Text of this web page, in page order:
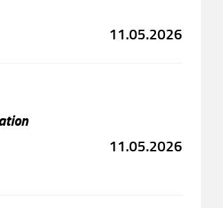
11.05.2026
11.05.2026